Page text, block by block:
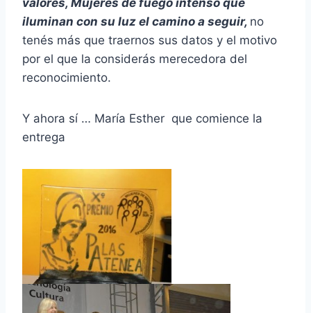
iluminan con su luz el camino a seguir, no
tenés más que traernos sus datos y el motivo
por el que la considerás merecedora del
reconocimiento.
Y ahora sí … María Esther que comience la
entrega